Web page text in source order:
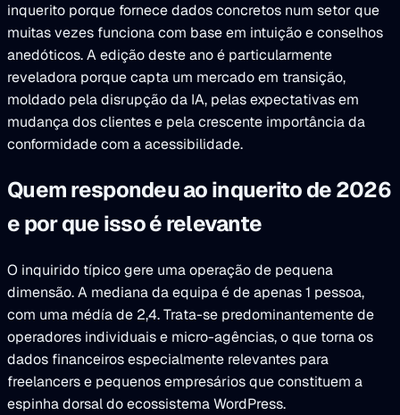
inquerito porque fornece dados concretos num setor que
muitas vezes funciona com base em intuição e conselhos
anedóticos. A edição deste ano é particularmente
reveladora porque capta um mercado em transição,
moldado pela disrupção da IA, pelas expectativas em
mudança dos clientes e pela crescente importância da
conformidade com a acessibilidade.
Quem respondeu ao inquerito de 2026
e por que isso é relevante
O inquirido típico gere uma operação de pequena
dimensão. A mediana da equipa é de apenas 1 pessoa,
com uma médía de 2,4. Trata-se predominantemente de
operadores individuais e micro-agências, o que torna os
dados financeiros especialmente relevantes para
freelancers e pequenos empresários que constituem a
espinha dorsal do ecossistema WordPress.